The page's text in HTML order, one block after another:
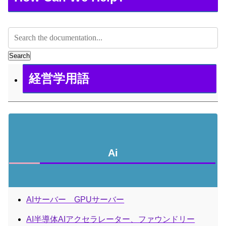
Search
経営学用語
Ai
AIサーバー GPUサーバー
AI半導体AIアクセラレーター、ファウンドリー